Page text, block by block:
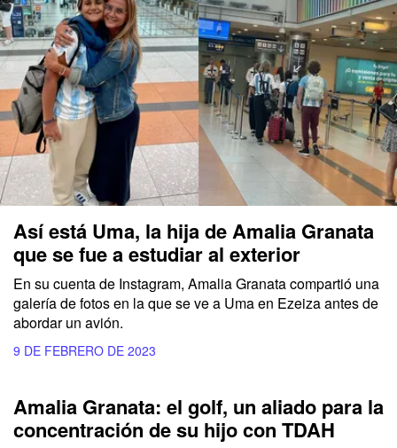
Así está Uma, la hija de Amalia Granata
que se fue a estudiar al exterior
En su cuenta de Instagram, Amalia Granata compartió una
galería de fotos en la que se ve a Uma en Ezeiza antes de
abordar un avión.
9 DE FEBRERO DE 2023
Amalia Granata: el golf, un aliado para la
concentración de su hijo con TDAH